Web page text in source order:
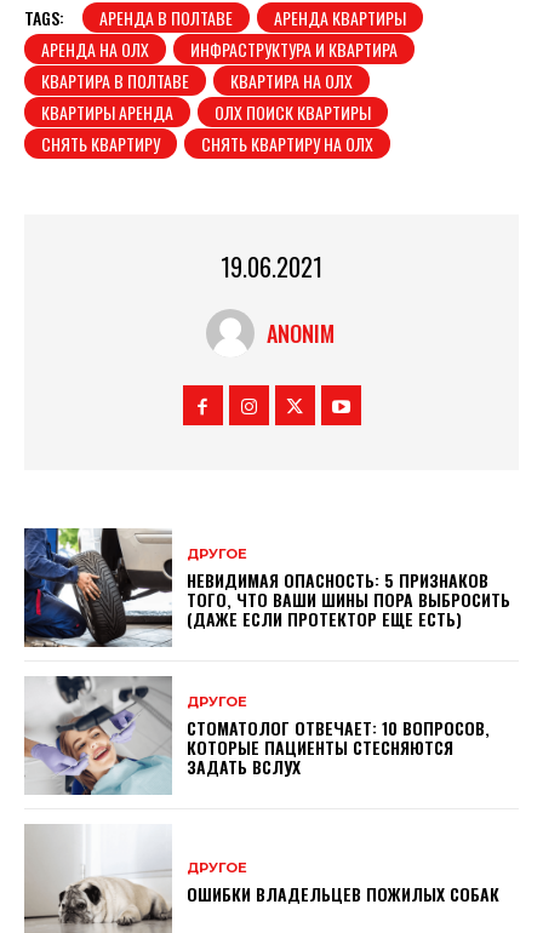
TAGS: АРЕНДА В ПОЛТАВЕ
АРЕНДА КВАРТИРЫ
АРЕНДА НА ОЛХ
ИНФРАСТРУКТУРА И КВАРТИРА
КВАРТИРА В ПОЛТАВЕ
КВАРТИРА НА ОЛХ
КВАРТИРЫ АРЕНДА
ОЛХ ПОИСК КВАРТИРЫ
СНЯТЬ КВАРТИРУ
СНЯТЬ КВАРТИРУ НА ОЛХ
19.06.2021
ANONIM
ДРУГОЕ
НЕВИДИМАЯ ОПАСНОСТЬ: 5 ПРИЗНАКОВ
ТОГО, ЧТО ВАШИ ШИНЫ ПОРА ВЫБРОСИТЬ
(ДАЖЕ ЕСЛИ ПРОТЕКТОР ЕЩЕ ЕСТЬ)
ДРУГОЕ
СТОМАТОЛОГ ОТВЕЧАЕТ: 10 ВОПРОСОВ,
КОТОРЫЕ ПАЦИЕНТЫ СТЕСНЯЮТСЯ
ЗАДАТЬ ВСЛУХ
ДРУГОЕ
ОШИБКИ ВЛАДЕЛЬЦЕВ ПОЖИЛЫХ СОБАК